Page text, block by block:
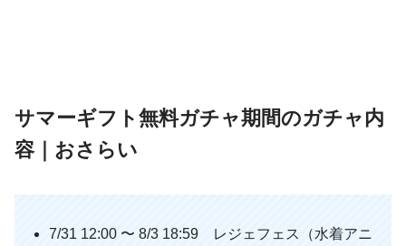
サマーギフト無料ガチャ期間のガチャ内
容｜おさらい
7/31 12:00 〜 8/3 18:59 レジェフェス（水着アニ